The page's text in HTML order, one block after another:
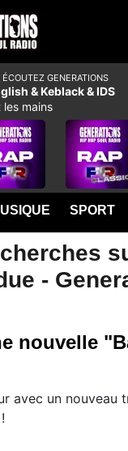
SPORT
-
nouvelle
avec un nouveau
ÉCOUTEZ GENERATIONS
& Keblack & IDS
les mains